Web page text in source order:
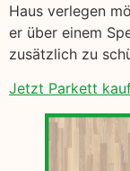
Haus verlegen
er über einem
zusätzlich zu
Jetzt Parkett